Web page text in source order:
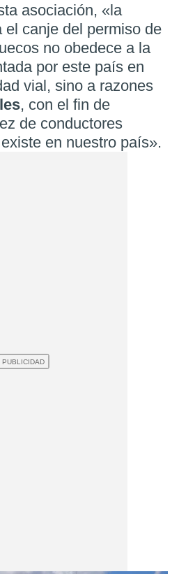
asociación, «la
canje del permiso de
no obedece a la
por este país en
vial, sino a razones
, con el fin de
de conductores
en nuestro país».